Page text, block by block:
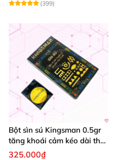
(399)
Bột sìn sú Kingsman 0.5gr
tăng khoái cảm kéo dài thời
gian quan hệ
325.000₫